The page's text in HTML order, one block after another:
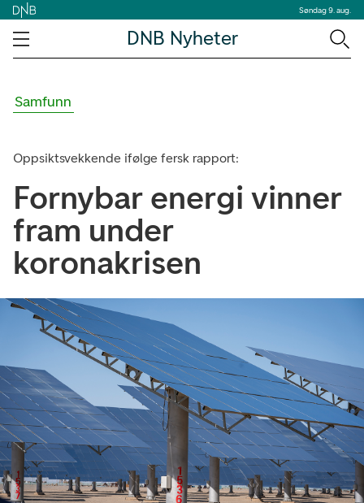
Søndag 9. aug.
DNB Nyheter
Samfunn
Oppsiktsvekkende ifølge fersk rapport:
Fornybar energi vinner
fram under
koronakrisen